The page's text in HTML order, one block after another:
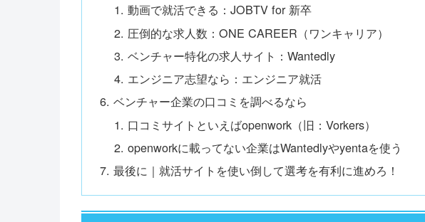
動画で就活できる：JOBTV for 新卒
圧倒的な求人数：ONE CAREER（ワンキャリア）
ベンチャー特化の求人サイト：Wantedly
エンジニア志望なら：エンジニア就活
ベンチャー企業の口コミを調べるなら
口コミサイトといえばopenwork（旧：Vorkers）
openworkに載ってない企業はWantedlyやyentaを使う
最後に｜就活サイトを使い倒して選考を有利に進めろ！